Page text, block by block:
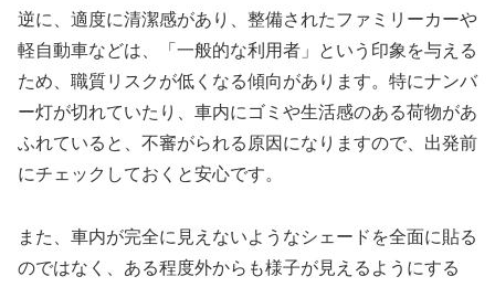
逆に、適度に清潔感があり、整備されたファミリーカーや
軽自動車などは、「一般的な利用者」という印象を与える
ため、職質リスクが低くなる傾向があります。特にナンバ
ー灯が切れていたり、車内にゴミや生活感のある荷物があ
ふれていると、不審がられる原因になりますので、出発前
にチェックしておくと安心です。
また、車内が完全に見えないようなシェードを全面に貼る
のではなく、ある程度外からも様子が見えるようにする